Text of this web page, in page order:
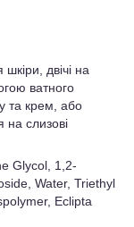
двічі на
ватного
та крем, або
на слизові
Glycol, 1,2-
Water, Triethyl
Eclipta